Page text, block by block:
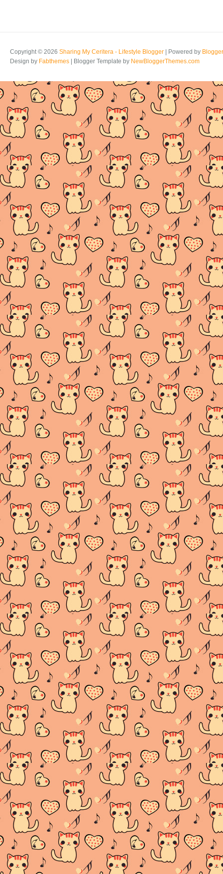
Copyright © 2026 Sharing My Ceritera - Lifestyle Blogger | Powered by Blogger
Design by Fabthemes | Blogger Template by NewBloggerThemes.com